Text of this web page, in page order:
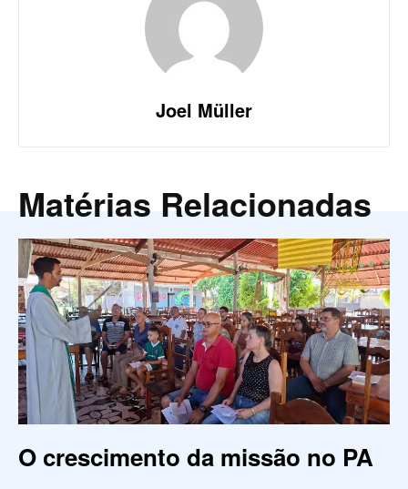
Joel Müller
Matérias Relacionadas
O crescimento da missão no PA